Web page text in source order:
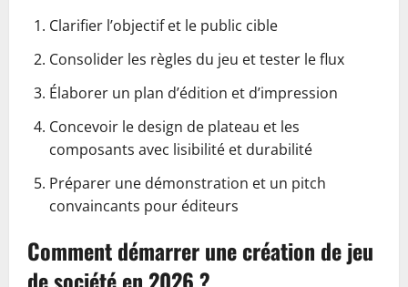
Clarifier l’objectif et le public cible
Consolider les règles du jeu et tester le flux
Élaborer un plan d’édition et d’impression
Concevoir le design de plateau et les
composants avec lisibilité et durabilité
Préparer une démonstration et un pitch
convaincants pour éditeurs
Comment démarrer une création de jeu